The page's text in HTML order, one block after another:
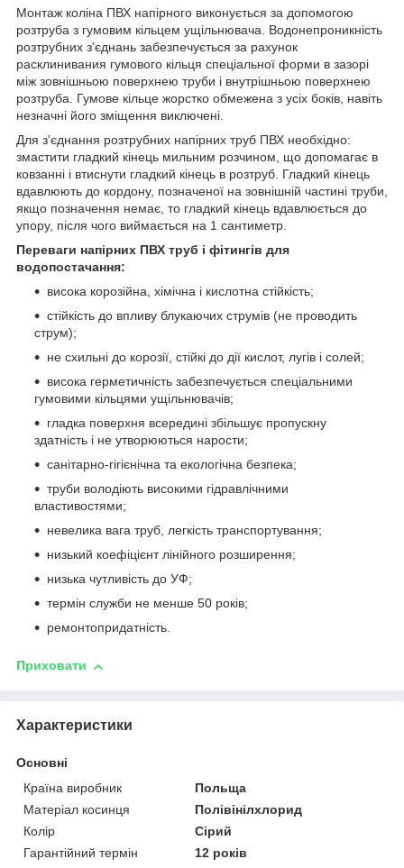
Монтаж коліна ПВХ напірного виконується за допомогою
розтруба з гумовим кільцем ущільнювача. Водонепроникність
розтрубних з'єднань забезпечується за рахунок
расклинивания гумового кільця спеціальної форми в зазорі
між зовнішньою поверхнею труби і внутрішньою поверхнею
розтруба. Гумове кільце жорстко обмежена з усіх боків, навіть
незначні його зміщення виключені.
Для з'єднання розтрубних напірних труб ПВХ необхідно:
змастити гладкий кінець мильним розчином, що допомагає в
ковзанні і втиснути гладкий кінець в розтруб. Гладкий кінець
вдавлюють до кордону, позначеної на зовнішній частині труби,
якщо позначення немає, то гладкий кінець вдавлюється до
упору, після чого виймається на 1 сантиметр.
Переваги напірних ПВХ труб і фітингів для
водопостачання:
висока корозійна, хімічна і кислотна стійкість;
стійкість до впливу блукаючих струмів (не проводить
струм);
не схильні до корозії, стійкі до дії кислот, лугів і солей;
висока герметичність забезпечується спеціальними
гумовими кільцями ущільнювачів;
гладка поверхня всередині збільшує пропускну
здатність і не утворюються нарости;
санітарно-гігієнічна та екологічна безпека;
труби володіють високими гідравлічними
властивостями;
невелика вага труб, легкість транспортування;
низький коефіцієнт лінійного розширення;
низька чутливість до УФ;
термін служби не менше 50 років;
ремонтопридатність.
Приховати
Характеристики
Основні
Країна виробник
Польща
Матеріал косинця
Полівінілхлорид
Колір
Сірий
Гарантійний термін
12 років